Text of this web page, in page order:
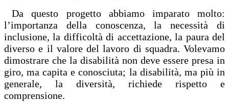
Da questo progetto abbiamo imparato molto:
l’importanza della conoscenza, la necessità di
inclusione, la difficoltà di accettazione, la paura del
diverso e il valore del lavoro di squadra. Volevamo
dimostrare che la disabilità non deve essere presa in
giro, ma capita e conosciuta; la disabilità, ma più in
generale, la diversità, richiede rispetto e
comprensione.